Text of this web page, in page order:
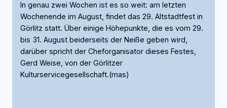
In genau zwei Wochen ist es so weit: am letzten
Wochenende im August, findet das 29. Altstadtfest in
Görlitz statt. Über einige Höhepunkte, die es vom 29.
bis 31. August beiderseits der Neiße geben wird,
darüber spricht der Cheforganisator dieses Festes,
Gerd Weise, von der Görlitzer
Kulturservicegesellschaft.(mas)